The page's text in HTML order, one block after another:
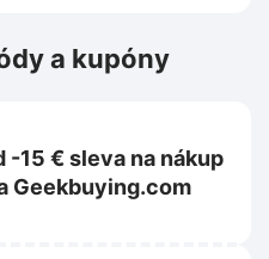
a kupóny
-15 € sleva na nákup
Geekbuying.com